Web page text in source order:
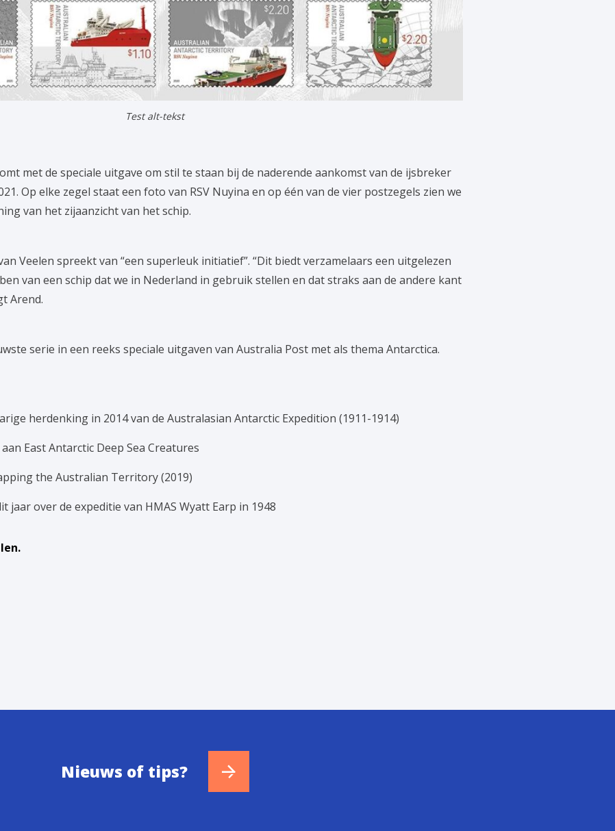
Test alt-tekst
met de speciale uitgave om stil te staan bij de naderende aankomst van de ijsbreker
Op elke zegel staat een foto van RSV Nuyina en op één van de vier postzegels zien we
van het zijaanzicht van het schip.
Veelen spreekt van “een superleuk initiatief”. “Dit biedt verzamelaars een uitgelezen
van een schip dat we in Nederland in gebruik stellen en dat straks aan de andere kant
Arend.
serie in een reeks speciale uitgaven van Australia Post met als thema Antarctica.
herdenking in 2014 van de Australasian Antarctic Expedition (1911-1914)
East Antarctic Deep Sea Creatures
the Australian Territory (2019)
jaar over de expeditie van HMAS Wyatt Earp in 1948
Nieuws of tips?